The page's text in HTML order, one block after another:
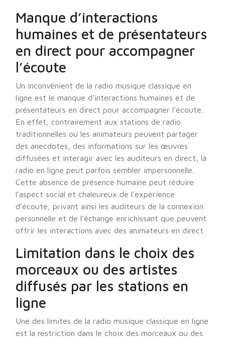
Manque d’interactions
humaines et de présentateurs
en direct pour accompagner
l’écoute
Un inconvénient de la radio musique classique en
ligne est le manque d’interactions humaines et de
présentateurs en direct pour accompagner l’écoute.
En effet, contrairement aux stations de radio
traditionnelles où les animateurs peuvent partager
des anecdotes, des informations sur les œuvres
diffusées et interagir avec les auditeurs en direct, la
radio en ligne peut parfois sembler impersonnelle.
Cette absence de présence humaine peut réduire
l’aspect social et chaleureux de l’expérience
d’écoute, privant ainsi les auditeurs de la connexion
personnelle et de l’échange enrichissant que peuvent
offrir les interactions avec des animateurs en direct.
Limitation dans le choix des
morceaux ou des artistes
diffusés par les stations en
ligne
Une des limites de la radio musique classique en ligne
est la restriction dans le choix des morceaux ou des